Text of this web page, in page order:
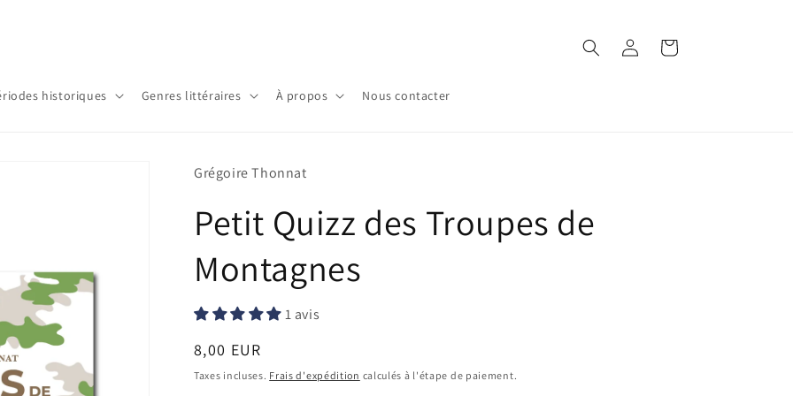
historiques Genres littéraires À propos Nous contacter
Connexion Panier
Grégoire Thonnat
Petit Quizz des Troupes de
Montagnes
1 avis
Prix
habituel
8,00 EUR
Taxes incluses. Frais d'expédition calculés à l'étape de paiement.